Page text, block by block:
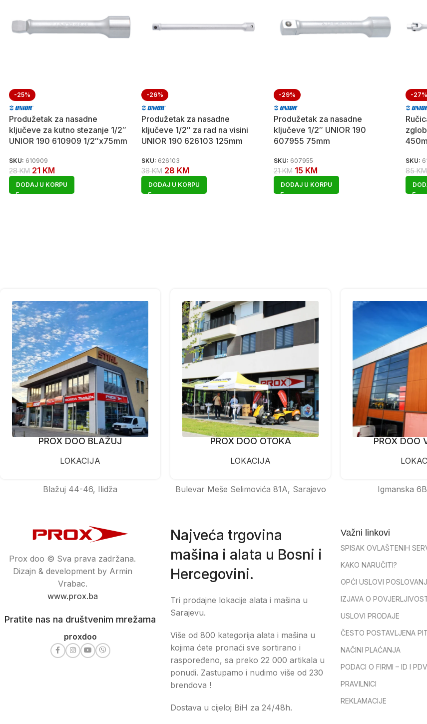
-25%
Produžetak za nasadne
ključeve za kutno stezanje 1/2″
UNIOR 190 610909 1/2″x75mm
SKU: 610909
28KM 21 KM
DODAJ U KORPU
-26%
Produžetak za nasadne
ključeve 1/2″ za rad na visini
UNIOR 190 626103 125mm
SKU: 626103
38KM 28 KM
DODAJ U KORPU
-29%
Produžetak za nasadne
ključeve 1/2″ UNIOR 190
607955 75mm
SKU: 607955
21KM 15 KM
DODAJ U KORPU
-27%
SKU:
85KM
PROX DOO BLAŽUJ
LOKACIJA
Blažuj 44-46, Ilidža
PROX DOO OTOKA
LOKACIJA
Bulevar Meše Selimovića 81A, Sarajevo
PROX DOO
Igmanska
Prox doo © Sva prava zadržana.
Dizajn & development by Armin
Vrabac.
www.prox.ba
Pratite nas na društvenim mrežama
proxdoo
Najveća trgovina
mašina i alata u Bosni i
Hercegovini.
Tri prodajne lokacije alata i mašina u
Sarajevu.
Više od 800 kategorija alata i mašina u
kojima ćete pronaći sve sortirano i
raspoređeno, sa preko 22 000 artikala u
ponudi. Zastupamo i nudimo više od 230
brendova !
Dostava u cijeloj BiH za 24/48h.
Važni linkovi
SPISAK OVLAŠTENIH
KAKO NARUČITI?
OPĆI USLOVI
IZJAVA O
USLOVI PRODAJE
ČESTO POSTAVLJENA
NAČINI PLAĆANJA
PODACI O FIRMI – ID I
PRAVILNICI
REKLAMACIJE